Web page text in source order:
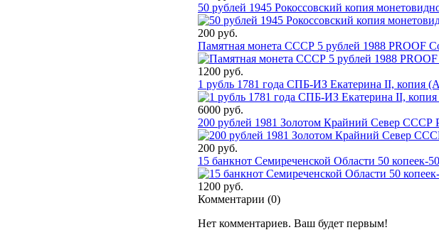
50 рублей 1945 Рокоссовский копия
200 руб.
Памятная монета СССР 5 рублей 1988 PROOF
1200 руб.
1 рубль 1781 года СПБ-ИЗ Екатерина II, копия
6000 руб.
200 рублей 1981 Золотом Крайний Север СССР
200 руб.
15 банкнот Семиреченской Области 50 копеек-
1200 руб.
Комментарии (0)
Нет комментариев. Ваш будет первым!